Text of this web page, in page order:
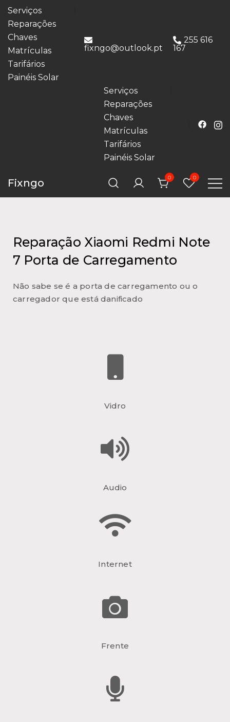
Serviços
Reparações
Chaves
Matrículas
Tarifários
Painéis Solar
fixngo@outlook.pt
255 616
167
Serviços
Reparações
Chaves
Matrículas
Tarifários
Painéis Solar
Fixngo 0 0
Reparação Xiaomi Redmi Note
7 Porta de Carregamento
Não sabe se é a porta de carregamento ou o
carregador que está danificado
Vidro
Audio
Internet
Frente